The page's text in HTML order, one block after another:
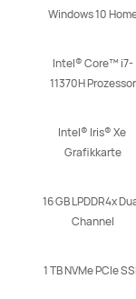
Windows 10
Intel® Core™ i7-
11370H Prozessor
Intel® Iris® Xe
Grafikkarte
16 GB LPDDR4x
Channel
1 TB NVMe PCIe